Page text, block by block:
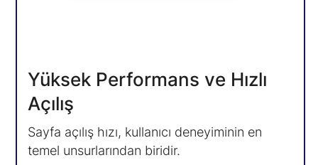
Yüksek Performans ve Hızlı
Açılış
Sayfa açılış hızı, kullanıcı deneyiminin en
temel unsurlarından biridir.